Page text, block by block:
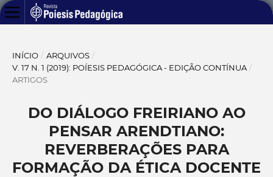
INÍCIO / ARQUIVOS /
V. 17 N. 1 (2019): POÍESIS PEDAGÓGICA - EDIÇÃO CONTÍNUA /
ARTIGOS
DO DIÁLOGO FREIRIANO AO
PENSAR ARENDTIANO:
REVERBERAÇÕES PARA
FORMAÇÃO DA ÉTICA DOCENTE